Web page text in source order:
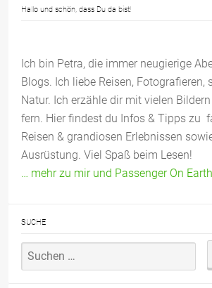
Hallo und schön, dass Du da bist!
Ich bin Petra, die immer neugierige
Blogs. Ich liebe Reisen, Fotografieren,
Natur. Ich erzähle dir mit vielen
fern. Hier findest du Infos & Tipps zu
Reisen & grandiosen Erlebnissen
Ausrüstung. Viel Spaß beim Lesen!
… mehr zu mir und Passenger On Earth
SUCHE